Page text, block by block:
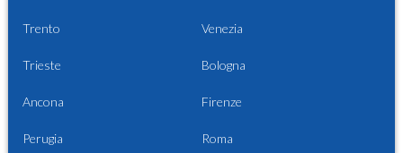
Trento Venezia
Trieste Bologna
Ancona Firenze
Perugia Roma